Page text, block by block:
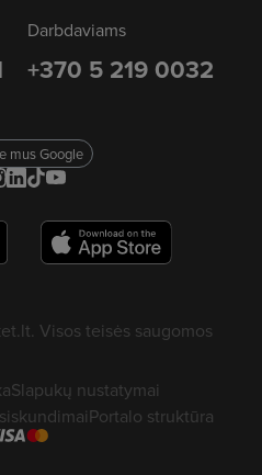
Darbdaviams
+370 5 219 0032
mus Google
Visos teisės saugomos
Slapukų nustatymai
Portalo struktūra